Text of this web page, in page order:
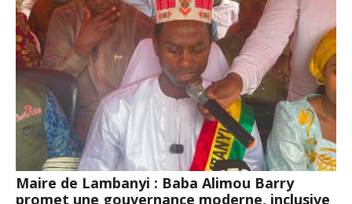
Maire de Lambanyi : Baba Alimou Barry
promet une gouvernance moderne, inclusive